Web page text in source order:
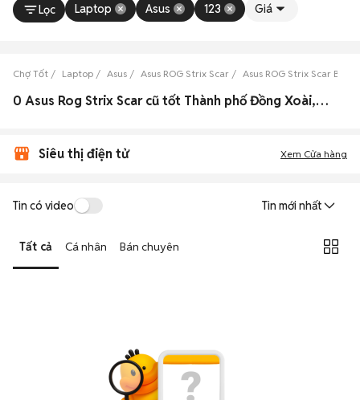
Lọc Laptop Asus 123 Giá
Chợ Tốt Laptop Asus Asus ROG Strix Scar Asus ROG Strix Scar Bình
0 Asus Rog Strix Scar cũ tốt Thành phố Đồng Xoài, Bình Phước
Siêu thị điện tử Xem Cửa hàng
Tin có video Tin mới nhất
Tất cả Cá nhân Bán chuyên